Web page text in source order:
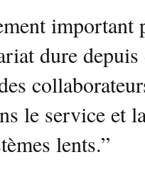
dure
le service et
lents.”